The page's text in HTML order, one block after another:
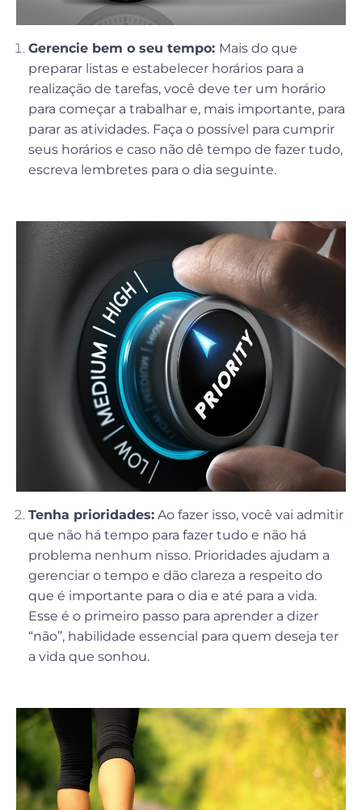
Gerencie bem o seu tempo: Mais do que
preparar listas e estabelecer horários para a
realização de tarefas, você deve ter um horário
para começar a trabalhar e, mais importante, para
parar as atividades. Faça o possível para cumprir
seus horários e caso não dê tempo de fazer tudo,
escreva lembretes para o dia seguinte.
Tenha prioridades: Ao fazer isso, você vai admitir
que não há tempo para fazer tudo e não há
problema nenhum nisso. Prioridades ajudam a
gerenciar o tempo e dão clareza a respeito do
que é importante para o dia e até para a vida.
Esse é o primeiro passo para aprender a dizer
“não”, habilidade essencial para quem deseja ter
a vida que sonhou.